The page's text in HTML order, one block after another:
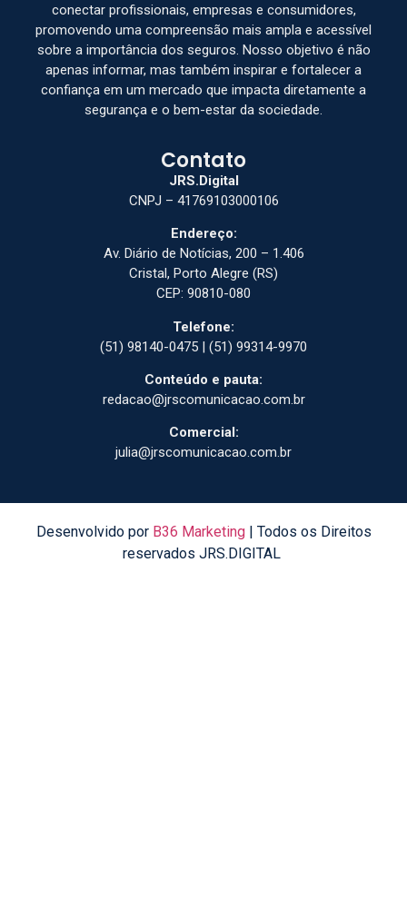
conectar profissionais, empresas e consumidores,
promovendo uma compreensão mais ampla e acessível
sobre a importância dos seguros. Nosso objetivo é não
apenas informar, mas também inspirar e fortalecer a
confiança em um mercado que impacta diretamente a
segurança e o bem-estar da sociedade.
Contato
JRS.Digital
CNPJ – 41769103000106
Endereço:
Av. Diário de Notícias, 200 – 1.406
Cristal, Porto Alegre (RS)
CEP: 90810-080
Telefone:
(51) 98140-0475 | (51) 99314-9970
Conteúdo e pauta:
redacao@jrscomunicacao.com.br
Comercial:
julia@jrscomunicacao.com.br
Desenvolvido por B36 Marketing| Todos os Direitos
reservados JRS.DIGITAL